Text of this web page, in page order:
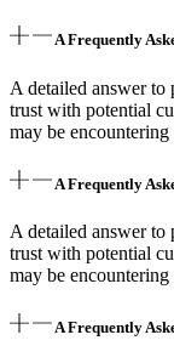
A Frequently
A detailed answer
trust with potential
may be encountering
A Frequently
A detailed answer
trust with potential
may be encountering
A Frequently